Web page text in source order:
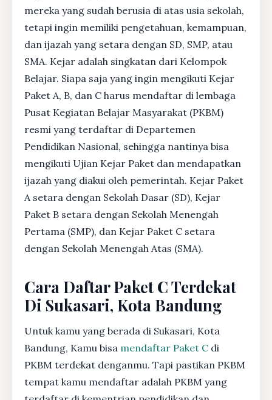
mereka yang sudah berusia di atas usia sekolah,
tetapi ingin memiliki pengetahuan, kemampuan,
dan ijazah yang setara dengan SD, SMP, atau
SMA. Kejar adalah singkatan dari Kelompok
Belajar. Siapa saja yang ingin mengikuti Kejar
Paket A, B, dan C harus mendaftar di lembaga
Pusat Kegiatan Belajar Masyarakat (PKBM)
resmi yang terdaftar di Departemen
Pendidikan Nasional, sehingga nantinya bisa
mengikuti Ujian Kejar Paket dan mendapatkan
ijazah yang diakui oleh pemerintah. Kejar Paket
A setara dengan Sekolah Dasar (SD), Kejar
Paket B setara dengan Sekolah Menengah
Pertama (SMP), dan Kejar Paket C setara
dengan Sekolah Menengah Atas (SMA).
Cara Daftar Paket C Terdekat
Di Sukasari, Kota Bandung
Untuk kamu yang berada di Sukasari, Kota
Bandung, Kamu bisa mendaftar Paket C di
PKBM terdekat denganmu. Tapi pastikan PKBM
tempat kamu mendaftar adalah PKBM yang